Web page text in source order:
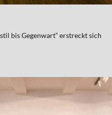
bis Gegenwart“ erstreckt sich